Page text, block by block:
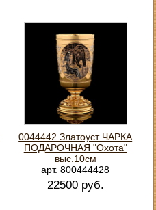
0044442 Златоуст ЧАРКА
ПОДАРОЧНАЯ "Охота"
выс.10см
арт. 800444428
22500 руб.